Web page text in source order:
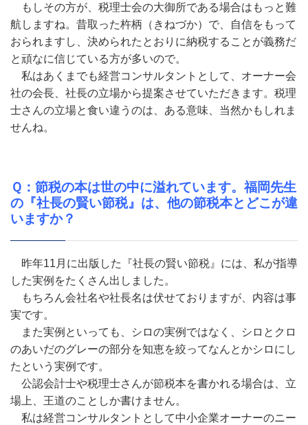
もしその方が、税理士会の大御所である場合はもっと難
航しますね。昔取った杵柄（きねづか）で、自信をもって
おられますし、決められたとおりに納税することが義務だ
と頑なに信じている方が多いので。
私はあくまでも経営コンサルタントとして、オーナー会
社の会長、社長の立場から提案させていただきます。税理
士さんの立場と食い違うのは、ある意味、当然かもしれま
せんね。
Ｑ：節税の本は世の中に溢れています。福岡先生
の『社長の賢い節税』は、他の節税本とどこが違
いますか？
昨年11月に出版した『社長の賢い節税』には、私が指導
した実例をたくさん出しました。
もちろん会社名や社長名は伏せておりますが、内容は事
実です。
また実例といっても、シロの実例ではなく、シロとクロ
のあいだのグレーの部分を知恵を絞ってなんとかシロにし
たという実例です。
公認会計士や税理士さんが節税本を書かれる場合は、立
場上、王道のことしか書けません。
私は経営コンサルタントとして中小企業オーナーのニー